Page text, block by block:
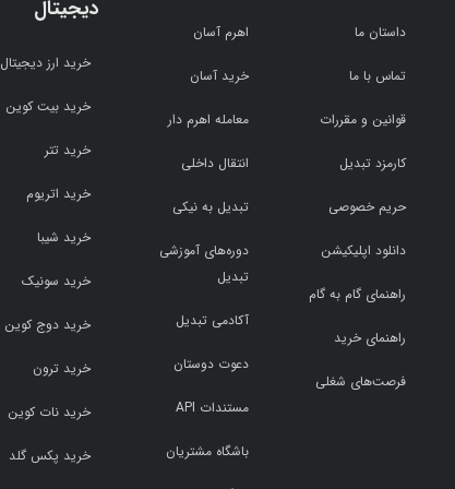
داستان ما
تماس با ما
قوانین و مقررات
کارمزد تبدیل
حریم خصوصی
دانلود اپلیکیشن
راهنمای گام به گام
راهنمای خرید
فرصت‌های شغلی
اهرم آسان
خرید آسان
معامله اهرم دار
انتقال داخلی
تبدیل به نیکی
دوره‌های آموزشی
تبدیل
آکادمی تبدیل
دعوت دوستان
مستندات API
باشگاه مشتریان
دیجیتال
خرید ارز دیجیتال
خرید بیت کوین
خرید تتر
خرید اتریوم
خرید شیبا
خرید سونیک
خرید دوج کوین
خرید ترون
خرید نات کوین
خرید پکس گلد